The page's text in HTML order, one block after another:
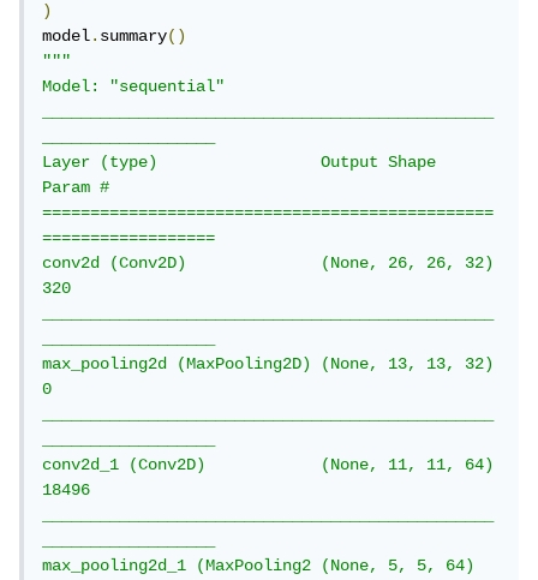
)
model.summary()
"""
Model: "sequential"
Layer (type)                 Output Shape
Param #
===============================================
==================
conv2d (Conv2D)              (None, 26, 26, 32)
320
max_pooling2d (MaxPooling2D) (None, 13, 13, 32)
0
conv2d_1 (Conv2D)            (None, 11, 11, 64)
18496
max_pooling2d_1 (MaxPooling2 (None, 5, 5, 64)